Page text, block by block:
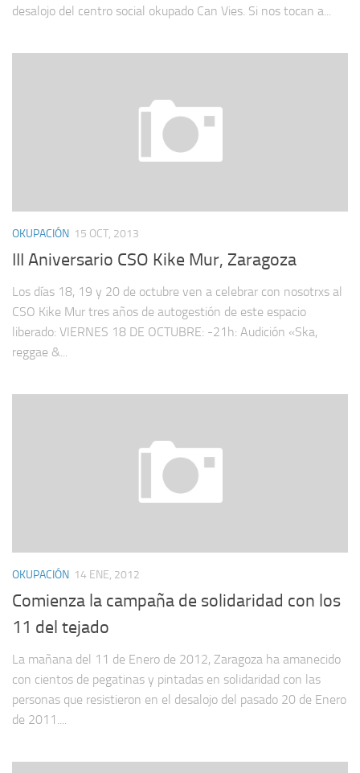
desalojo del centro social okupado Can Vies. Si nos tocan a...
OKUPACIÓN 15 OCT, 2013
III Aniversario CSO Kike Mur, Zaragoza
Los días 18, 19 y 20 de octubre ven a celebrar con nosotrxs al
CSO Kike Mur tres años de autogestión de este espacio
liberado: VIERNES 18 DE OCTUBRE: -21h: Audición «Ska,
reggae &...
OKUPACIÓN 14 ENE, 2012
Comienza la campaña de solidaridad con los
11 del tejado
La mañana del 11 de Enero de 2012, Zaragoza ha amanecido
con cientos de pegatinas y pintadas en solidaridad con las
personas que resistieron en el desalojo del pasado 20 de Enero
de 2011....